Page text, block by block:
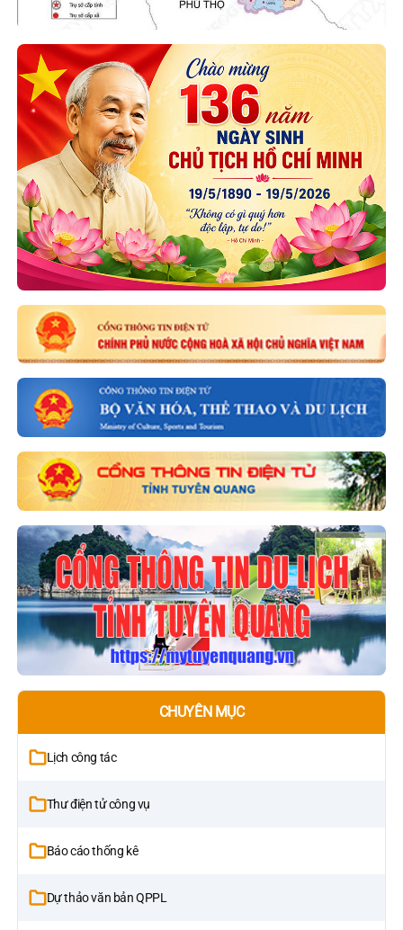
CHUYÊN MỤC
Lịch công tác
Thư điện tử công vụ
Báo cáo thống kê
Dự thảo văn bản QPPL